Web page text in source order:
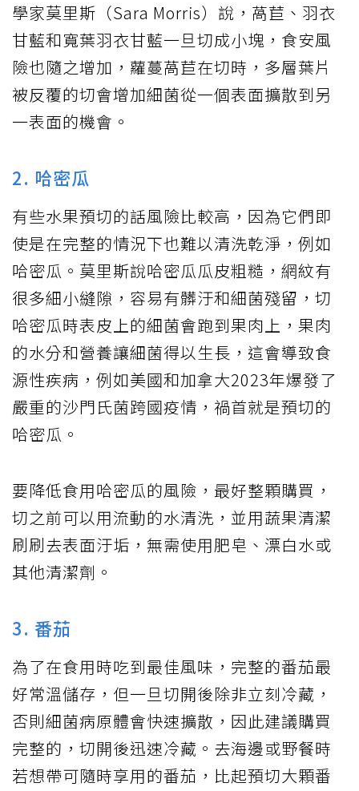
學家莫里斯（Sara Morris）說，萵苣、羽衣
甘藍和寬葉羽衣甘藍一旦切成小塊，食安風
險也隨之增加，蘿蔓萵苣在切時，多層葉片
被反覆的切會增加細菌從一個表面擴散到另
一表面的機會。
2. 哈密瓜
有些水果預切的話風險比較高，因為它們即
使是在完整的情況下也難以清洗乾淨，例如
哈密瓜。莫里斯說哈密瓜瓜皮粗糙，網紋有
很多細小縫隙，容易有髒汙和細菌殘留，切
哈密瓜時表皮上的細菌會跑到果肉上，果肉
的水分和營養讓細菌得以生長，這會導致食
源性疾病，例如美國和加拿大2023年爆發了
嚴重的沙門氏菌跨國疫情，禍首就是預切的
哈密瓜。
要降低食用哈密瓜的風險，最好整顆購買，
切之前可以用流動的水清洗，並用蔬果清潔
刷刷去表面汙垢，無需使用肥皂、漂白水或
其他清潔劑。
3. 番茄
為了在食用時吃到最佳風味，完整的番茄最
好常溫儲存，但一旦切開後除非立刻冷藏，
否則細菌病原體會快速擴散，因此建議購買
完整的，切開後迅速冷藏。去海邊或野餐時
若想帶可隨時享用的番茄，比起預切大顆番